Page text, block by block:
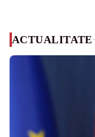
ACTUALITATE